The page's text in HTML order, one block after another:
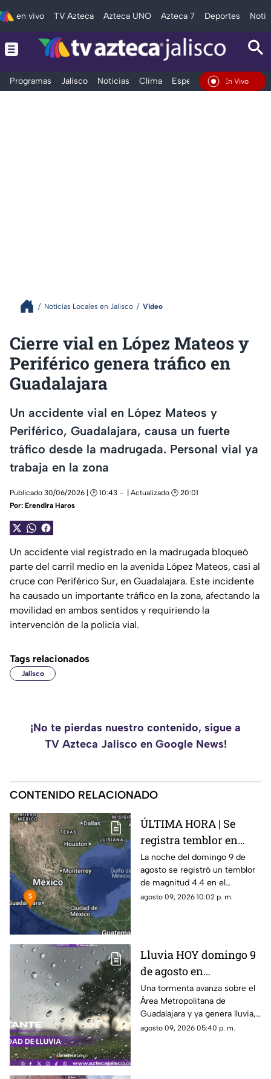
en vivo TV Azteca Azteca UNO Azteca 7 Deportes
Programas Jalisco Noticias Clima Espectáculos Deportes
En Vivo
Noticias Locales en Jalisco Video
Cierre vial en López Mateos y
Periférico genera tráfico en
Guadalajara
Un accidente vial en López Mateos y
Periférico, Guadalajara, causa un fuerte
tráfico desde la madrugada. Personal vial ya
trabaja en la zona
Publicado 30/06/2026 | 🕑 10:43
| Actualizado 🕑 20:01
Por: Erendira Haros
Un accidente vial registrado en la madrugada bloqueó
parte del carril medio en la avenida López Mateos, casi al
cruce con Periférico Sur, en Guadalajara. Este incidente
ha causado un importante tráfico en la zona, afectando la
movilidad en ambos sentidos y requiriendo la
intervención de la policía vial.
Tags relacionados
Jalisco
¡No te pierdas nuestro contenido, sigue a
TV Azteca Jalisco en Google News!
CONTENIDO RELACIONADO
ÚLTIMA HORA | Se
registra temblor en
Jalisco; ¿hay daños?
La noche del domingo 9 de
agosto se registró un temblor
de magnitud 4.4 en el
municipio de Puerto Vallarta,
agosto 09, 2026 10:02 p. m.
Lluvia HOY domingo 9
de agosto en
Guadalajara: ¿Dónde
está lloviendo y qué
zonas tienen alerta?
Una tormenta avanza sobre el
Área Metropolitana de
Guadalajara y ya genera lluvia,
actividad eléctrica y rachas de
agosto 09, 2026 05:40 p. m.